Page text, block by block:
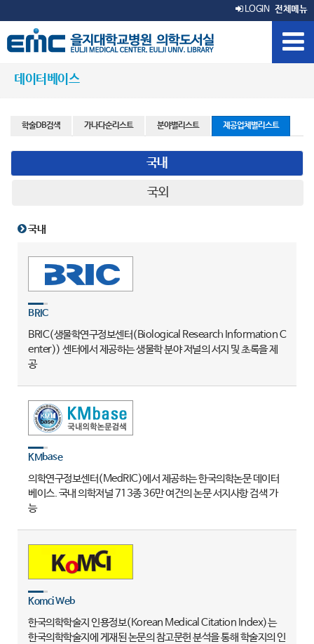
LOGIN 전체메뉴
데이터베이스
학술DB검색 가나다순리스트 분야별리스트 제공업체별리스트
국내
국외
국내
BRIC
BRIC(생물학연구정보센터(Biological Research Information C
enter)) 센터에서 제공하는 생물학 분야 저널의 서지 및 초록을 제
공
KMbase
의학연구정보센터(MedRIC)에서 제공하는 한국의학논문 데이터
베이스. 국내 의학저널 713종 36만 여건의 논문 서지사항 검색 가
능
Komci Web
한국의학학술지 인용정보(Korean Medical Citation Index)는
한국의학학술지에 게재된 논문의 참고문헌 분석을 통해 학술지의 인